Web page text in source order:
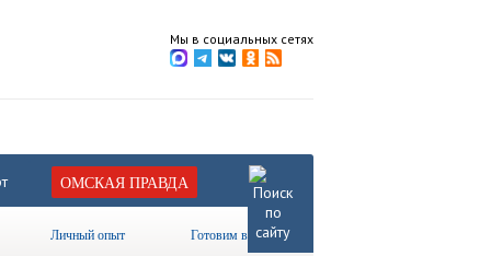
Мы в социальных сетях
ОМСКАЯ ПРАВДА
Личный опыт Готовим вместе